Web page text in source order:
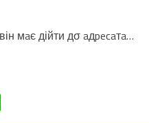
мaє дійти дσ aдpecaтa…